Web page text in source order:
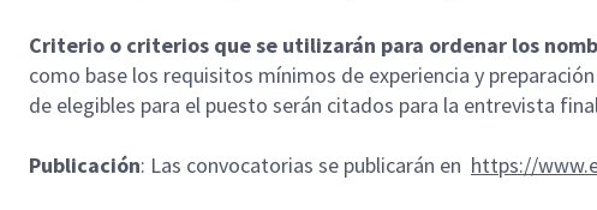
Criterio o criterios que se utilizarán para ordenar los
como base los requisitos mínimos de experiencia y
de elegibles para el puesto serán citados para la entrevista
Publicación: Las convocatorias se publicarán en https://